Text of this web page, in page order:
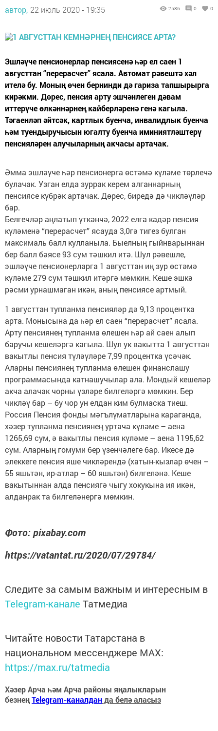
автор, 22 июль 2020 - 19:35 2586 0 0
Эшләүче пенсионерлар пенсиясенә һәр ел саен 1
августтан “перерасчет” ясала. Автомат рәвештә хәл
ителә бу. Моның өчен бернинди дә гариза тапшырырга
кирәкми. Дөрес, пенсия арту эшчәнлеген дәвам
иттерүче өлкәннәрнең кайберләренә генә кагыла.
Тәгаенләп әйтсәк, картлык буенча, инвалидлык буенча
һәм туендыручысын югалту буенча иминиятләштерү
пенсияләрен алучыларның акчасы артачак.
Әмма эшләүче һәр пенсионерга өстәмә күләме төрлечә
булачак. Узган елда зуррак керем алганнарның
пенсиясе күбрәк артачак. Дөрес, биредә дә чикләүләр
бар.
Белгечләр аңлатып үткәнчә, 2022 елга кадәр пенсия
күләменә “перерасчет” ясауда 3,0гә тигез булган
максималь балл кулланыла. Быелның гыйнварыннан
бер балл бәясе 93 сум тәшкил итә. Шул рәвешле,
эшләүче пенсионерларга 1 августтан иң зур өстәмә
күләме 279 сум тәшкил итәргә мөмкин. Кеше эшкә
рәсми урнашмаган икән, аның пенсиясе артмый.
1 августтан тупланма пенсияләр дә 9,13 процентка
арта. Монысына да һәр ел саен “перерасчет” ясала.
Арту пенсиянең тупланма өлешен һәр ай саен алып
баручы кешеләргә кагыла. Шул ук вакытта 1 августтан
вакытлы пенсия түләүләре 7,99 процентка үсәчәк.
Аларны пенсиянең тупланма өлешен финанслашу
программасында катнашучылар ала. Мондый кешеләр
акча алачак чорны үзләре билгеләргә мөмкин. Бер
чикләү бар – бу чор ун елдан ким булмаска тиеш.
Россия Пенсия фонды мәгълүматларына караганда,
хәзер тупланма пенсиянең уртача күләме – аена
1265,69 сум, ә вакытлы пенсия күләме – аена 1195,62
сум. Аларның гомуми бер үзенчәлеге бар. Икесе дә
элеккеге пенсия яше чикләрендә (хатын-кызлар өчен –
55 яшьтән, ир-атлар – 60 яшьтән) билгеләнә. Кеше
вакытыннан алда пенсиягә чыгу хокукына ия икән,
алданрак та билгеләнергә мөмкин.
Фото: pixabay.com
https://vatantat.ru/2020/07/29784/
Следите за самым важным и интересным в
Telegram-канале Татмедиа
Читайте новости Татарстана в
национальном мессенджере MАХ:
https://max.ru/tatmedia
Хәзер Арча һәм Арча районы яңалыкларын
безнеңTelegram-каналданда белә аласыз